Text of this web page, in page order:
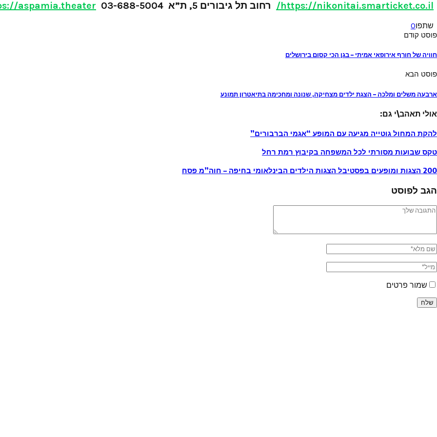
https://nikonitai.smarticket.co.il/ רחוב תל גיבורים 5, ת”א 03-688-5004
aspamia.theater/
שתפו0
פוסט קודם
חוויה של חורף אירופאי אמיתי – בגן הכי קסום בירושלים
פוסט הבא
ארבעה משלים ומלכה – הצגת ילדים מצחיקה, שנונה ומחכימה בתיאטרון תמונע
אולי תאהב\י גם:
להקת המחול גוטייה מגיעה עם המופע “אגמי הברבורים”
טקס שבועות מסורתי לכל המשפחה בקיבוץ רמת רחל
200 הצגות ומופעים בפסטיבל הצגות הילדים הבינלאומי בחיפה – חוה”מ פסח
הגב לפוסט
שמור פרטים